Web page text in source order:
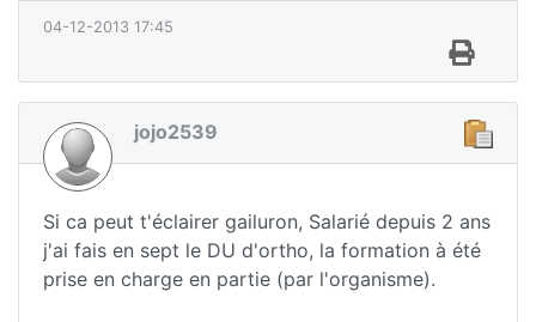
04-12-2013 17:45
jojo2539
Si ca peut t'éclairer gailuron, Salarié depuis 2 ans
j'ai fais en sept le DU d'ortho, la formation à été
prise en charge en partie (par l'organisme).